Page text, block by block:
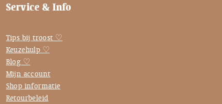
Service & Info
Tips bij troost ♡
Keuzehulp ♡
Blog ♡
Mijn account
Shop informatie
Retourbeleid